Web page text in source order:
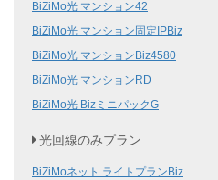
BiZiMo光 マンション42
BiZiMo光 マンション固定IPBiz
BiZiMo光 マンションBiz4580
BiZiMo光 マンションRD
BiZiMo光 BizミニパックG
光回線のみプラン
BiZiMoネット ライトプランBiz